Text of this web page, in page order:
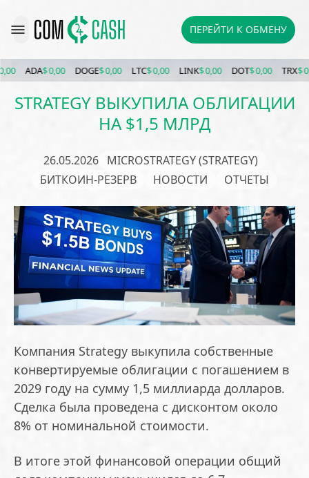
ПЕРЕЙТИ К ОБМЕНУ
ADA $ 0,00 DOGE$ 0,00 LTC $ 0,00 LINK$ 0,00 DOT $ 0,00 TRX $ 0,00
STRATEGY ВЫКУПИЛА ОБЛИГАЦИИ
НА $1,5 МЛРД
26.05.2026
MICROSTRATEGY (STRATEGY)
БИТКОИН-РЕЗЕРВ
НОВОСТИ ОТЧЕТЫ
Компания Strategy выкупила собственные
конвертируемые облигации с погашением в
2029 году на сумму 1,5 миллиарда долларов.
Сделка была проведена с дисконтом около
8% от номинальной стоимости.
В итоге этой финансовой операции общий